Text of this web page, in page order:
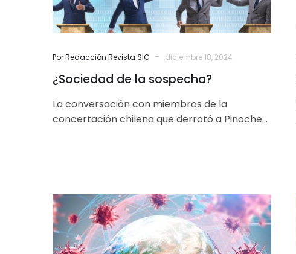
Por Redacción Revista SIC - diciembre 18, 2024
¿Sociedad de la sospecha?
La conversación con miembros de la
concertación chilena que derrotó a Pinochet
Anotaciones
sobre
una
pandemia